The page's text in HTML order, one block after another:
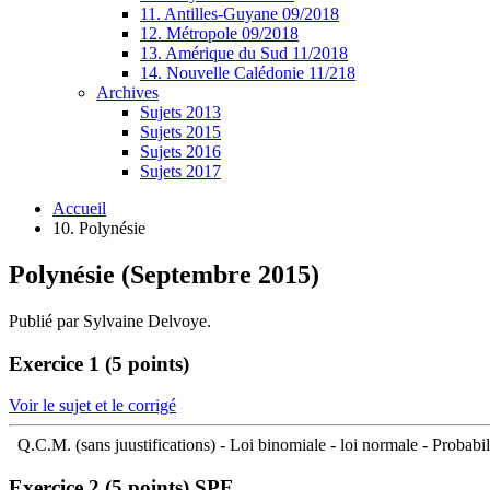
11. Antilles-Guyane 09/2018
12. Métropole 09/2018
13. Amérique du Sud 11/2018
14. Nouvelle Calédonie 11/218
Archives
Sujets 2013
Sujets 2015
Sujets 2016
Sujets 2017
Accueil
10. Polynésie
Polynésie (Septembre 2015)
Publié par Sylvaine Delvoye.
Exercice 1 (5 points)
Voir le sujet et le corrigé
Q.C.M. (sans juustifications) - Loi binomiale - loi normale -